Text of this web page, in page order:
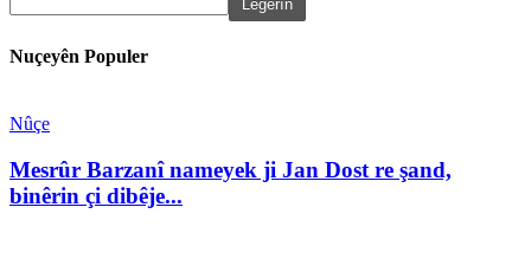
Nuçeyên Populer
Nûçe
Mesrûr Barzanî nameyek ji Jan Dost re şand,
binêrin çi dibêje...